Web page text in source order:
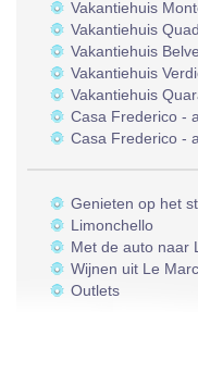
Vakantiehuis
Vakantiehuis
Vakantiehuis
Vakantiehuis
Vakantiehuis
Casa Frederico -
Casa Frederico -
Genieten op het
Limonchello
Met de auto naar
Wijnen uit Le
Outlets